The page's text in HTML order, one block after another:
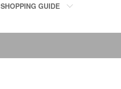
SHOPPING GUIDE